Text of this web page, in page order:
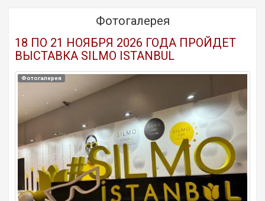
Фотогалерея
18 ПО 21 НОЯБРЯ 2026 ГОДА ПРОЙДЕТ
ВЫСТАВКА SILMO ISTANBUL
Фотогалерея